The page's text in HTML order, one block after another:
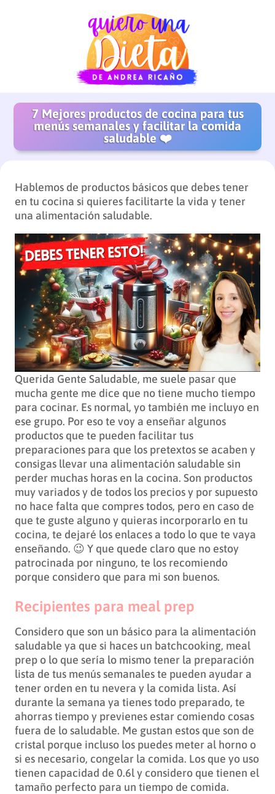
7 Mejores productos de cocina para tus
menús semanales y facilitar la comida
saludable ❤️
Hablemos de productos básicos que debes tener
en tu cocina si quieres facilitarte la vida y tener
una alimentación saludable.
Querida Gente Saludable, me suele pasar que
mucha gente me dice que no tiene mucho tiempo
para cocinar. Es normal, yo también me incluyo en
ese grupo. Por eso te voy a enseñar algunos
productos que te pueden facilitar tus
preparaciones para que los pretextos se acaben y
consigas llevar una alimentación saludable sin
perder muchas horas en la cocina. Son productos
muy variados y de todos los precios y por supuesto
no hace falta que compres todos, pero en caso de
que te guste alguno y quieras incorporarlo en tu
cocina, te dejaré los enlaces a todo lo que te vaya
enseñando. 😉 Y que quede claro que no estoy
patrocinada por ninguno, te los recomiendo
porque considero que para mi son buenos.
Recipientes para meal prep
Considero que son un básico para la alimentación
saludable ya que si haces un batchcooking, meal
prep o lo que sería lo mismo tener la preparación
lista de tus menús semanales te pueden ayudar a
tener orden en tu nevera y la comida lista. Así
durante la semana ya tienes todo preparado, te
ahorras tiempo y previenes estar comiendo cosas
fuera de lo saludable. Me gustan estos que son de
cristal porque incluso los puedes meter al horno o
si es necesario, congelar la comida. Los que yo uso
tienen capacidad de 0.6l y considero que tienen el
tamaño perfecto para un tiempo de comida.